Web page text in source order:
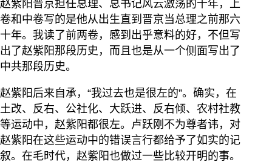
赵紫阳晋京担任总理、总书记风云激荡的十年，上
卷和中卷写的是他从出生直到晋京当总理之前那六
十年。我读了前两卷，感到出乎意料的好，不但写
出了赵紫阳那段历史，而且也是从一个侧面写出了
中共那段历史。
赵紫阳后来自承，“我过去也是很左的”。确实，在
土改、反右、公社化、大跃进、反右倾、农村社教
等运动中，赵紫阳都很左。卢跃刚不为尊者讳，对
赵紫阳在这些运动中的错误言行都给予了如实的记
叙。在毛时代，赵紫阳也做过一些比较开明的事。